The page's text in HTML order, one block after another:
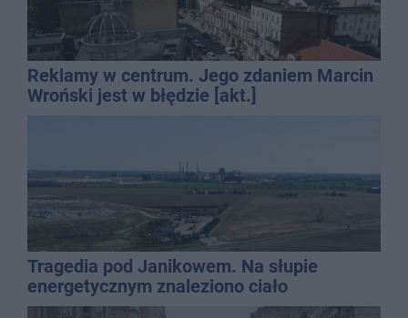
Reklamy w centrum. Jego zdaniem Marcin
Wroński jest w błędzie [akt.]
Tragedia pod Janikowem. Na słupie
energetycznym znaleziono ciało
mężczyzny